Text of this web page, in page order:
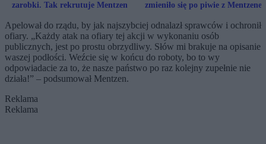
zarobki. Tak rekrutuje Mentzen
zmieniło się po piwie z
Apelował do rządu, by jak najszybciej odnalazł sprawców i ochronił
ofiary. „Każdy atak na ofiary tej akcji w wykonaniu osób
publicznych, jest po prostu obrzydliwy. Słów mi brakuje na opisanie
waszej podłości. Weźcie się w końcu do roboty, bo to wy
odpowiadacie za to, że nasze państwo po raz kolejny zupełnie nie
działa!” – podsumował Mentzen.
Reklama
Reklama